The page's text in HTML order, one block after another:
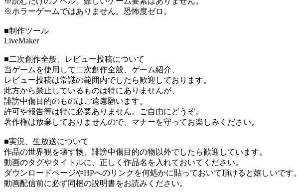
※ホラーゲームではありません。恐怖度ゼロ。
■制作ツール
LiveMaker
■二次創作全般、レビュー投稿について
当ゲームを使用して二次創作全般、ゲーム紹介、
レビュー投稿は常識の範囲内でしたら歓迎しております。
此方から禁止しているものは特にありませんが、
誹謗中傷目的のものはご遠慮願います。
許可や報告等は特に必要ありません。ご自由にどうぞ。
著作権は放棄しておりませんので、マナーを守ってお楽しみください。
■実況、生放送について
作品の世界観を壊す物、誹謗中傷目的の物以外でしたら歓迎しています。
動画のタグやタイトルに、正しく作品名を入れておいてください。
ダウンロードページやHPへのリンクを何処かに貼っておいて頂けると嬉しいです。
動画配信前に必ず同梱の説明書をお読みください。